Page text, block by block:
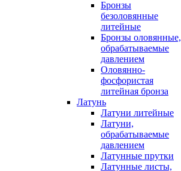
Бронзы
безоловянные
литейные
Бронзы оловянные,
обрабатываемые
давлением
Оловянно-
фосфористая
литейная бронза
Латунь
Латуни литейные
Латуни,
обрабатываемые
давлением
Латунные прутки
Латунные листы,